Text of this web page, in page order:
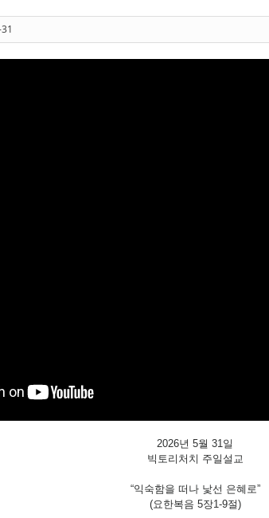
2026년 5월 31일
빅토리처치 주일설교
“익숙함을 떠나 낯선 은혜로”
(요한복음 5장1-9절)